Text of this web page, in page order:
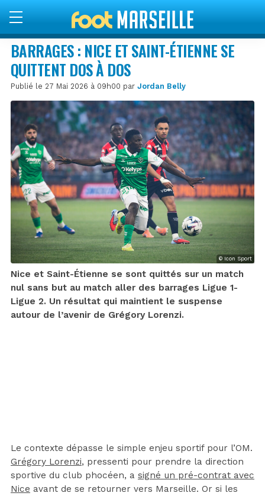
BARRAGES : NICE ET SAINT-ÉTIENNE SE
QUITTENT DOS À DOS
Publié le 27 Mai 2026 à 09h00 par Jordan Belly
© Icon Sport
Nice et Saint-Étienne se sont quittés sur un match
nul sans but au match aller des barrages Ligue 1-
Ligue 2. Un résultat qui maintient le suspense
autour de l’avenir de Grégory Lorenzi.
Le contexte dépasse le simple enjeu sportif pour l’OM.
Grégory Lorenzi, pressenti pour prendre la direction
sportive du club phocéen, a signé un pré-contrat avec
Nice avant de se retourner vers Marseille. Or si les